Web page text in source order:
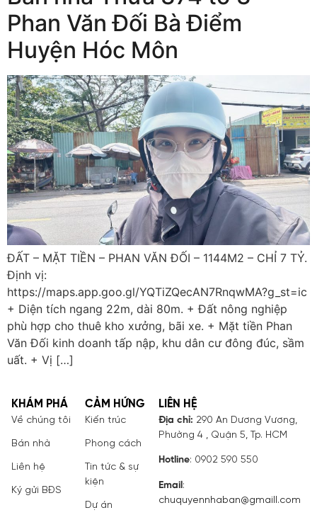
Phan Văn Đối Bà Điểm
Huyện Hóc Môn
ĐẤT – MẶT TIỀN – PHAN VĂN ĐỐI – 1144M2 – CHỈ 7 TỶ.
Định vị:
https://maps.app.goo.gl/YQTiZQecAN7RnqwMA?g_st=ic
+ Diện tích ngang 22m, dài 80m. + Đất nông nghiệp
phù hợp cho thuê kho xưởng, bãi xe. + Mặt tiền Phan
Văn Đối kinh doanh tấp nập, khu dân cư đông đúc, sầm
uất. + Vị […]
KHÁM PHÁ
Về chúng tôi
Bán nhà
Liên hệ
Ký gửi BĐS
CẢM HỨNG
Kiến trúc
Phong cách
Tin tức & sự
kiện
Dự án
LIÊN HỆ
Địa chỉ: 290 An Dương Vương,
Phường 4 , Quận 5, Tp. HCM
Hotline: 0902 590 550
Email :
chuquyennhaban@gmaill.com